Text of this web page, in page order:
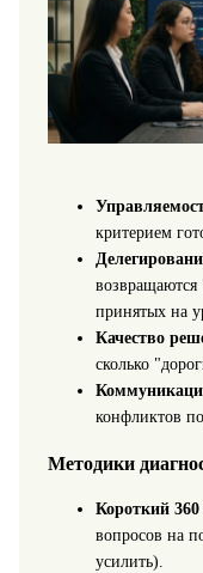
критерием
принятых на
Качество
сколько
конфликтов
Методики
Короткий
вопросов на
усилить).